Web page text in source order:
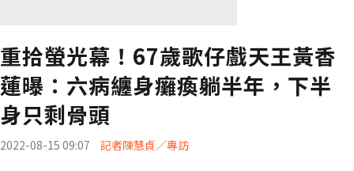
重拾螢光幕！67歲歌仔戲天王黃香
蓮曝：六病纏身癱瘓躺半年，下半
身只剩骨頭
2022-08-15 09:07 記者陳慧貞／專訪